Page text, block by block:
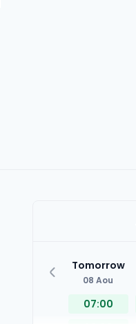
Tomorrow
08 Aou
07:00